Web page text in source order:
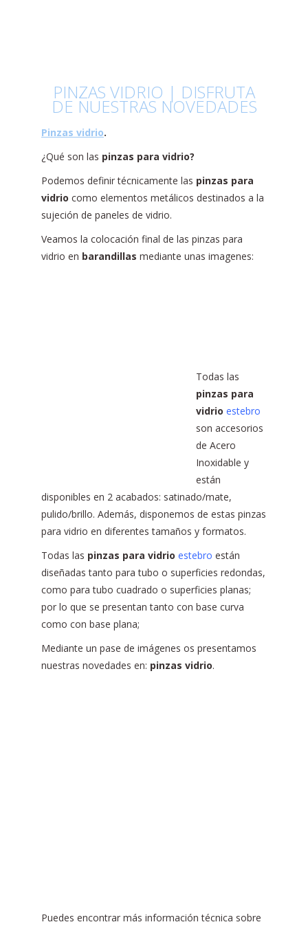
PINZAS VIDRIO | DISFRUTA
DE NUESTRAS NOVEDADES
Pinzas vidrio.
¿Qué son las pinzas para vidrio?
Podemos definir técnicamente las pinzas para
vidrio como elementos metálicos destinados a la
sujeción de paneles de vidrio.
Veamos la colocación final de las pinzas para
vidrio en barandillas mediante unas imagenes:
Todas las
pinzas para
vidrio estebro
son accesorios
de Acero
Inoxidable y
están
disponibles en 2 acabados: satinado/mate,
pulido/brillo. Además, disponemos de estas pinzas
para vidrio en diferentes tamaños y formatos.
Todas las pinzas para vidrio estebro están
diseñadas tanto para tubo o superficies redondas,
como para tubo cuadrado o superficies planas;
por lo que se presentan tanto con base curva
como con base plana;
Mediante un pase de imágenes os presentamos
nuestras novedades en: pinzas vidrio.
Puedes encontrar más información técnica sobre